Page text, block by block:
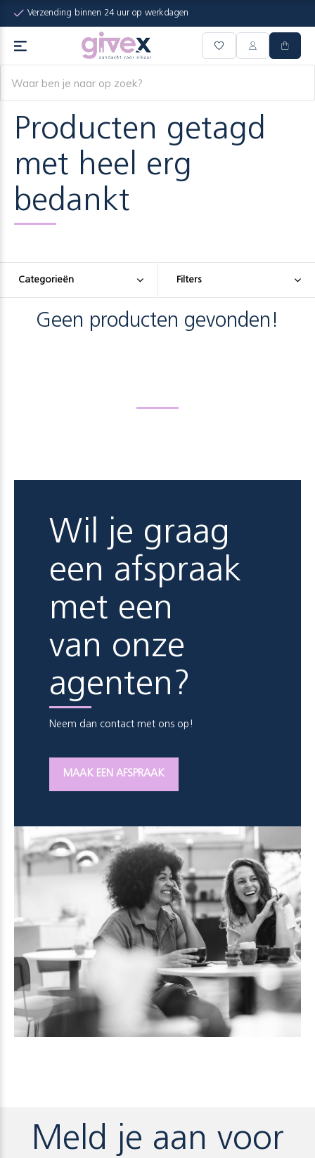
Verzending binnen 24 uur op werkdagen
Producten getagd
met heel erg
bedankt
Categorieën Filters
Geen producten gevonden!
Wil je graag
een afspraak
met een
van onze
agenten?
Neem dan contact met ons op!
MAAK EEN AFSPRAAK
Meld je aan voor